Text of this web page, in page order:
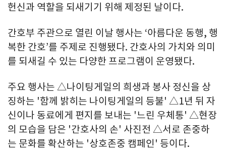
헌신과 역할을 되새기기 위해 제정된 날이다.
간호부 주관으로 열린 이날 행사는 ‘아름다운 동행, 행
복한 간호’를 주제로 진행됐다. 간호사의 가치와 의미
를 되새길 수 있는 다양한 프로그램이 운영됐다.
주요 행사는 △나이팅게일의 희생과 봉사 정신을 상
징하는 '함께 밝히는 나이팅게일의 등불' △1년 뒤 자
신이나 동료에게 편지를 보내는 '느린 우체통' △현장
의 모습을 담은 '간호사의 손' 사진전 △서로 존중하
는 문화를 확산하는 '상호존중 캠페인' 등이다.